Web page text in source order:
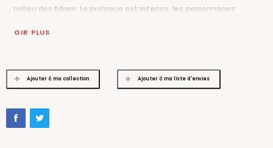
milieu des bikers. Le prologue est intense, les personnages
Arthur Killian, président du gang Pure Corruption, a enfin retrouvé
l’a extirpé des ténèbres et lui a montré que la vie valait la peine
d’être vécue. Mais à peine réunis, les amants sont violemment
VOIR PLUS
Ajouter à ma collection Ajouter à ma liste d'envies